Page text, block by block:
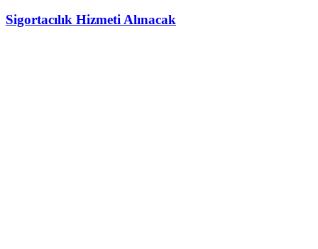
Sigortacılık Hizmeti Alınacak